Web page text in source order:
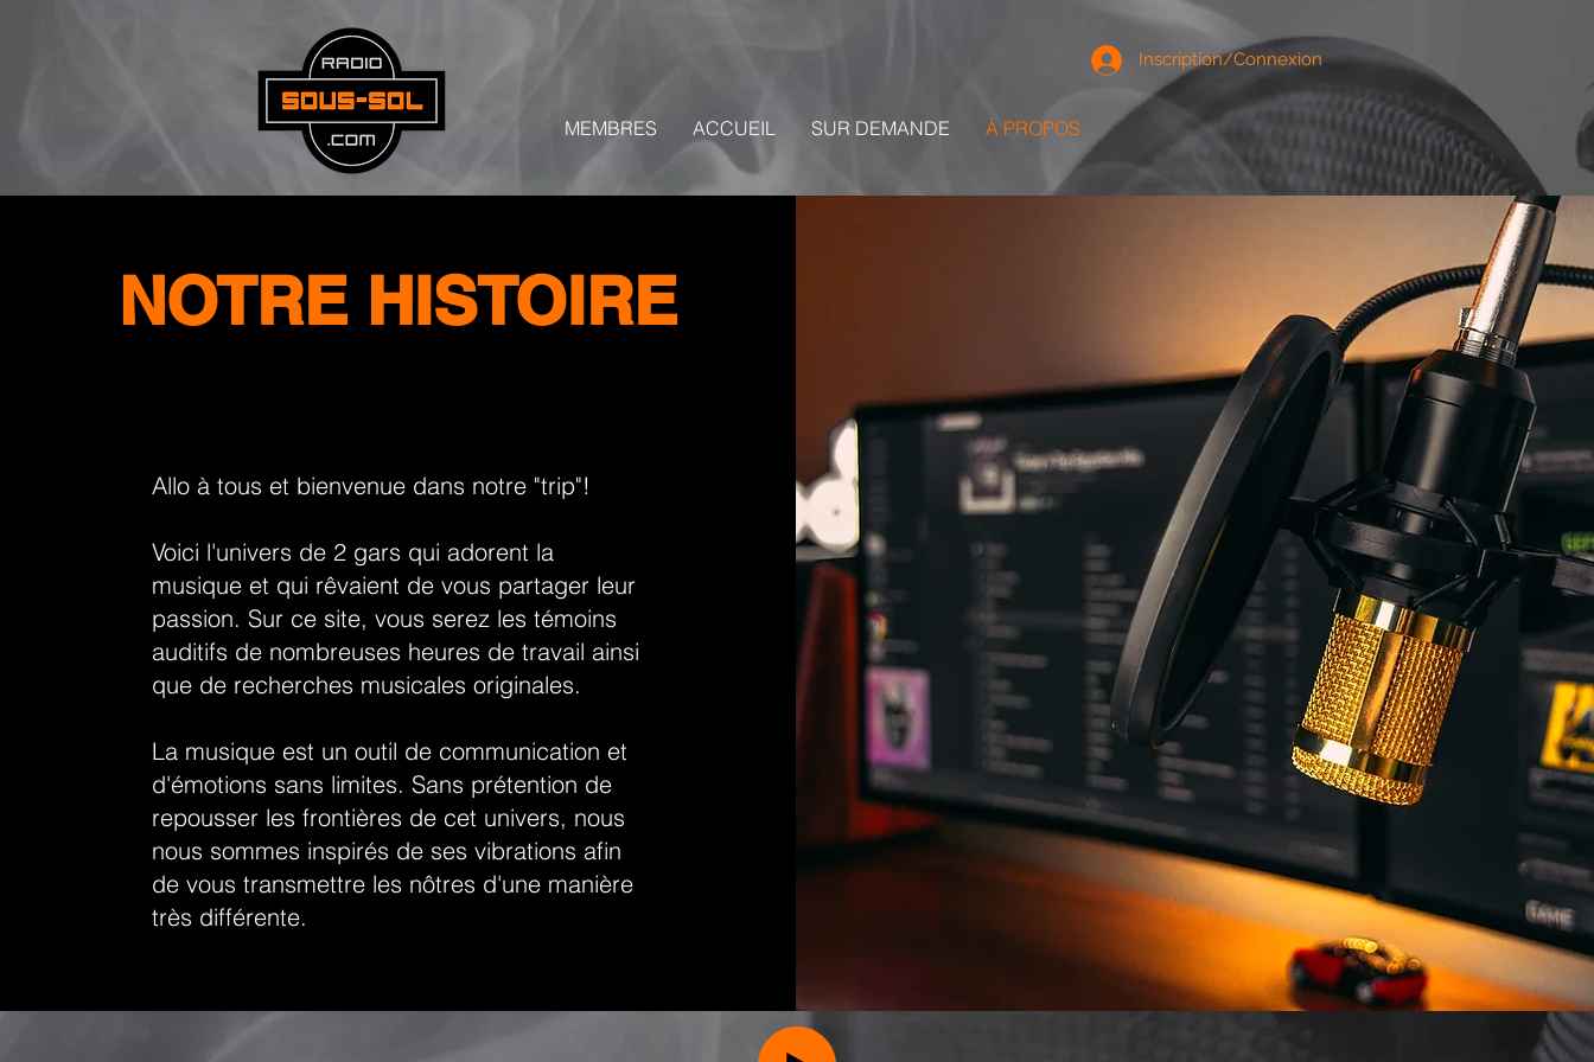
MEMBRES ACCUEIL SUR DEMANDE À PROPOS
Inscription/Connexion
NOTRE HISTOIRE
Allo à tous et bienvenue dans notre "trip"!
Voici l'univers de 2 gars qui adorent la
musique et qui rêvaient de vous partager leur
passion. Sur ce site, vous serez les témoins
auditifs de nombreuses heures de travail ainsi
que de recherches musicales originales.
La musique est un outil de communication et
d'émotions sans limites. Sans prétention de
repousser les frontières de cet univers, nous
nous sommes inspirés de ses vibrations afin
de vous transmettre les nôtres d'une manière
très différente.